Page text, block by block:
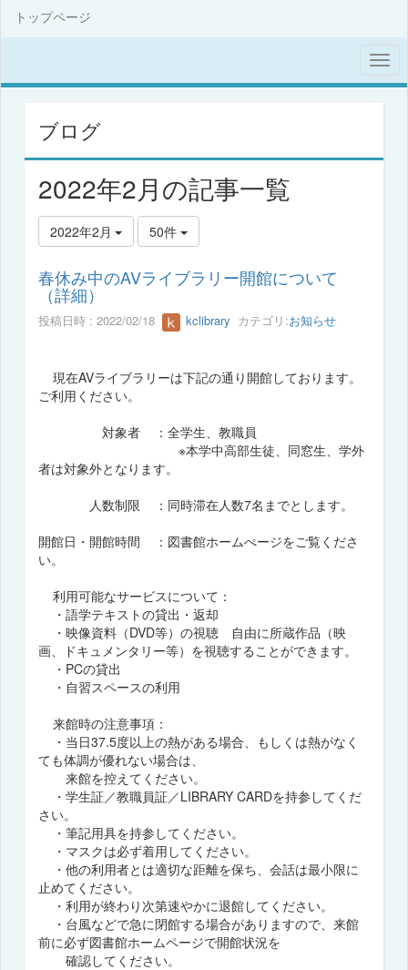
トップページ
ブログ
2022年2月の記事一覧
2022年2月 50件
春休み中のAVライブラリー開館について
（詳細）
投稿日時 : 2022/02/18 kclibrary カテゴリ:お知らせ
現在AVライブラリーは下記の通り開館しております。
ご利用ください。
対象者 ：全学生、教職員
※本学中高部生徒、同窓生、学外
者は対象外となります。
人数制限 ：同時滞在人数7名までとします。
開館日・開館時間 ：図書館ホームぺージをご覧くださ
い。
利用可能なサービスについて：
・語学テキストの貸出・返却
・映像資料（DVD等）の視聴 自由に所蔵作品（映
画、ドキュメンタリー等）を視聴することができます。
・PCの貸出
・自習スペースの利用
来館時の注意事項：
・当日37.5度以上の熱がある場合、もしくは熱がなく
ても体調が優れない場合は、
来館を控えてください。
・学生証／教職員証／LIBRARY CARDを持参してくだ
さい。
・筆記用具を持参してください。
・マスクは必ず着用してください。
・他の利用者とは適切な距離を保ち、会話は最小限に
止めてください。
・利用が終わり次第速やかに退館してください。
・台風などで急に閉館する場合がありますので、来館
前に必ず図書館ホームページで開館状況を
確認してください。